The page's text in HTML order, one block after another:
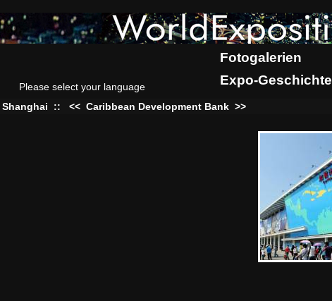
Please select your language
Fotogalerien
Expo-Geschichte
Shanghai :: << Caribbean Development Bank >>